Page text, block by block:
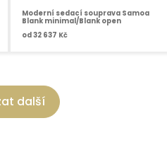
Moderní sedací souprava Samoa
Blank minimal/Blank open
od32 637 Kč
další